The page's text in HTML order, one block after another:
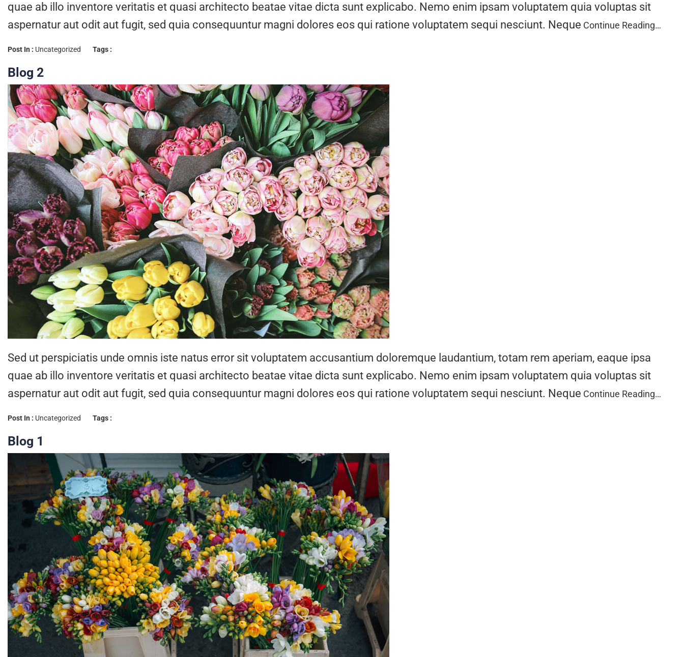
quae ab illo inventore veritatis et quasi architecto beatae vitae dicta sunt explicabo. Nemo enim ipsam voluptatem quia voluptas sit
aspernatur aut odit aut fugit, sed quia consequuntur magni dolores eos qui ratione voluptatem sequi nesciunt. Neque Continue Reading…
Post In : Uncategorized Tags :
Blog 2
Sed ut perspiciatis unde omnis iste natus error sit voluptatem accusantium doloremque laudantium, totam rem aperiam, eaque ipsa
quae ab illo inventore veritatis et quasi architecto beatae vitae dicta sunt explicabo. Nemo enim ipsam voluptatem quia voluptas sit
aspernatur aut odit aut fugit, sed quia consequuntur magni dolores eos qui ratione voluptatem sequi nesciunt. Neque Continue Reading…
Post In : Uncategorized Tags :
Blog 1